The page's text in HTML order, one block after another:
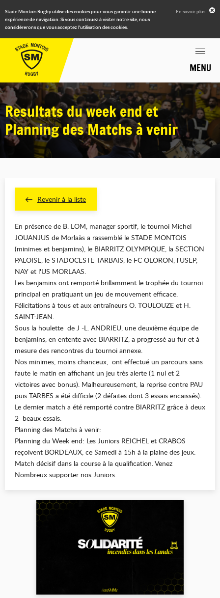
Stade Montois Rugby utilise des cookies pour vous garantir une bonne
expérience de navigation. Si vous continuez à visiter notre site, nous
considérerons que vous acceptez l'utilisation des cookies.
En savoir plus
MENU
Resultats du week end et
Planning des Matchs à venir
Revenir à la liste
En présence de B. LOM, manager sportif, le tournoi Michel
JOUANJUS de Morlaàs a rassemblé le STADE MONTOIS
(minimes et benjamins), le BIARRITZ OLYMPIQUE, la SECTION
PALOISE, le STADOCESTE TARBAIS, le FC OLORON, l'USEP,
NAY et l'US MORLAAS.
Les benjamins ont remporté brillamment le trophée du tournoi
principal en pratiquant un jeu de mouvement efficace.
Félicitations à tous et aux entraîneurs O. TOULOUZE et H.
SAINT-JEAN.
Sous la houlette de J -L. ANDRIEU, une deuxième équipe de
benjamins, en entente avec BIARRITZ, a progressé au fur et à
mesure des rencontres du tournoi annexe.
Nos minimes, moins chanceux, ont effectué un parcours sans
faute le matin en affichant un jeu très alerte (1 nul et 2
victoires avec bonus). Malheureusement, la reprise contre PAU
puis TARBES a été difficile (2 défaites dont 3 essais encaissés).
Le dernier match a été remporté contre BIARRITZ grâce à deux
2 beaux essais.
Planning des Matchs à venir:
Planning du Week end: Les Juniors REICHEL et CRABOS
reçoivent BORDEAUX, ce Samedi à 15h à la plaine des jeux.
Match décisif dans la course à la qualification. Venez
Nombreux supporter nos Juniors.